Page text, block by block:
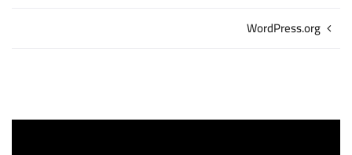
WordPress.org